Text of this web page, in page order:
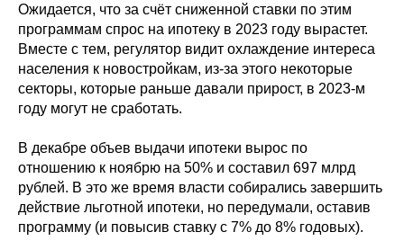
Ожидается, что за счёт сниженной ставки по этим
программам спрос на ипотеку в 2023 году вырастет.
Вместе с тем, регулятор видит охлаждение интереса
населения к новостройкам, из-за этого некоторые
секторы, которые раньше давали прирост, в 2023-м
году могут не сработать.
В декабре объев выдачи ипотеки вырос по
отношению к ноябрю на 50% и составил 697 млрд
рублей. В это же время власти собирались завершить
действие льготной ипотеки, но передумали, оставив
программу (и повысив ставку с 7% до 8% годовых).